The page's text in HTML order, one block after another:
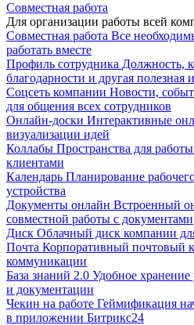
Совместная работа
Для организации работы всей
Совместная работа Все
работать вместе
Профиль сотрудника Должность,
благодарности и другая полезная
Соцсеть компании Новости,
для общения всех сотрудников
Онлайн-доски Интерактивные
визуализации идей
Коллабы Пространства для
клиентами
Календарь Планирование
устройства
Документы онлайн Встроенный
совместной работы с документами
Диск Облачный диск компании
Почта Корпоративный почтовый
коммуникации
База знаний 2.0 Удобное
и документации
Чекин на работе Геймификация
в приложении Битрикс24